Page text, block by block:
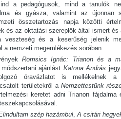
a pedagógusok, mind a tanulók
és gyásza, valamint az újonnan
összetartozás napja közötti
és az oktatási szereplők által ismert
veszteség és a keserűség jelenik
a nemzeti megemlékezés sorában.
Romsics Ignác:
Trianon és a
ajánlást Katona András
óravázlatot is mellékelnek a
területekről aNemzettestünk
keretet adni Trianon fájdalma
szép hazámbul,A csitári